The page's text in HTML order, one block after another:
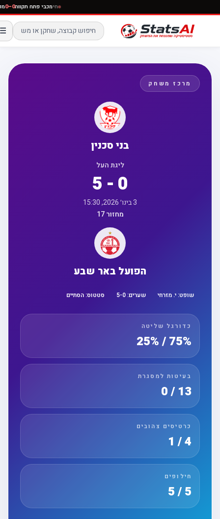
חימכבי פתח תקווה0–0
☰
מרכז משחק
בני סכנין
ליגת העל
5 - 0
מחזור 17
הפועל באר שבע
שופט:י. מזרחי שערים: 5 -0 סטטוס:הסתיים
כדורגל שליטה
75% / 25%
בעיטות למסגרת
13 / 0
כרטיסים צהובים
חילופים